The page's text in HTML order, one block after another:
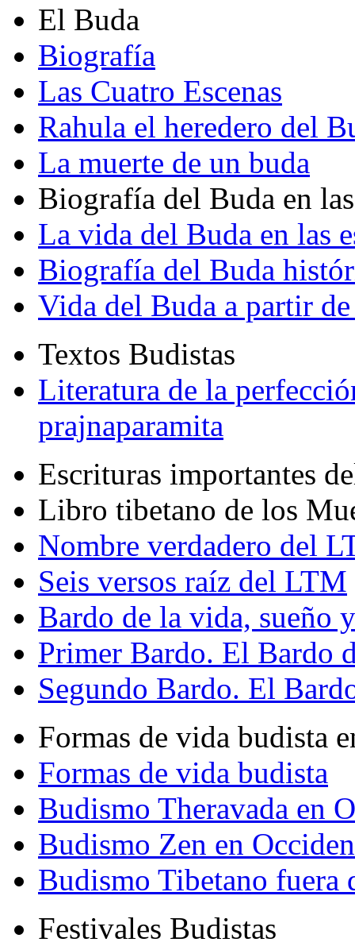
El Buda
Biografía
Las Cuatro Escenas
Rahula el heredero del
La muerte de un buda
Biografía del Buda en
La vida del Buda en las
Biografía del Buda
Vida del Buda a partir de
Textos Budistas
Literatura de la
prajnaparamita
Escrituras importantes
Libro tibetano de los
Nombre verdadero del
Seis versos raíz del LTM
Bardo de la vida, sueño
Primer Bardo. El Bardo
Segundo Bardo. El
Formas de vida budista
Formas de vida budista
Budismo Theravada en
Budismo Zen en
Budismo Tibetano fuera
Festivales Budistas